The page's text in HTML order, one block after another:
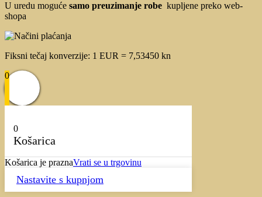
U uredu moguće samo preuzimanje robe kupljene preko web-
shopa
Fiksni tečaj konverzije: 1 EUR = 7,53450 kn
0
0
Košarica
Košarica je praznaVrati se u trgovinu
Nastavite s kupnjom